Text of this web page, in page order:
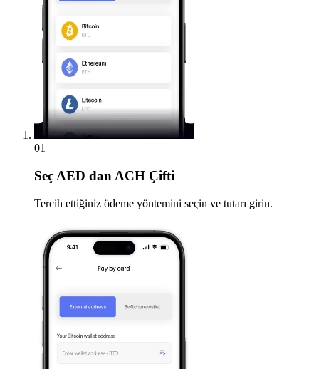
01
Seç AED dan ACH Çifti
Tercih ettiğiniz ödeme yöntemini seçin ve tutarı girin.